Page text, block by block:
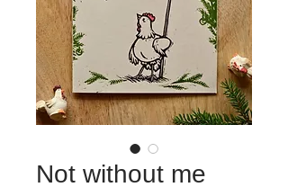
Not without me